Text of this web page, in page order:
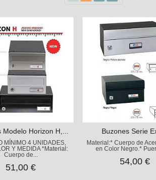
Modelo Horizon H,...
MÍNIMO 4 UNIDADES,
Y MEDIDA *Material:
Cuerpo de...
51,00 €
Buzones Serie
Material:* Cuerpo de
en Color Negro.*
54,00 €